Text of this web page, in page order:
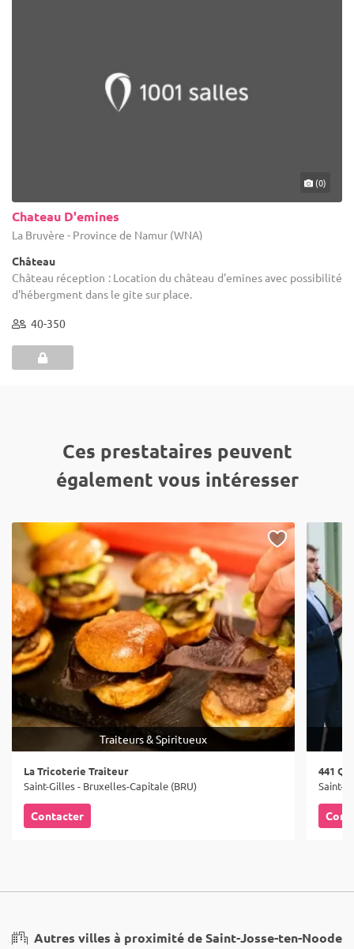
(0)
Chateau D'emines
La Bruyère - Province de Namur (WNA)
Château
Château réception : Location du château d'emines avec possibilité
d'hébergment dans le gite sur place.
40-350
Ces prestataires peuvent
également vous intéresser
Traiteurs & Spiritueux
La Tricoterie Traiteur
Saint-Gilles - Bruxelles-Capitale (BRU)
Contacter
441
Saint-
Autres villes à proximité de Saint-Josse-ten-Noode